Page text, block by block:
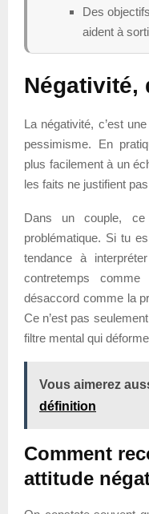
Des
aident à
Négativité,
La négativité, c’est
pessimisme. En
plus facilement à un
les faits ne justifient
Dans un couple, ce
problématique. Si tu
tendance à
contretemps
désaccord comme la
Ce n’est pas
filtre mental qui
Vous aimerez
définition
Comment
attitude